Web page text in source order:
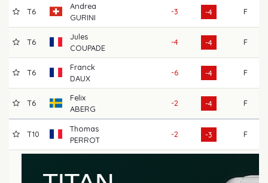
T6
Andrea
GURINI
-3 -4 F
T6
Jules
COUPADE
-4 -4 F
T6
Franck
DAUX
-6 -4 F
T6
Felix
ABERG
-2 -4 F
T10
Thomas
PERROT
-2 -3 F